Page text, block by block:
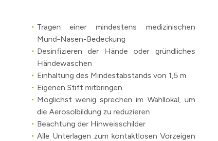
Tragen einer mindestens medizinischen
Mund-Nasen-Bedeckung
Desinfizieren der Hände oder gründliches
Händewaschen
Einhaltung des Mindestabstands von 1,5 m
Eigenen Stift mitbringen
Möglichst wenig sprechen im Wahllokal, um
die Aerosolbildung zu reduzieren
Beachtung der Hinweisschilder
Alle Unterlagen zum kontaktlosen Vorzeigen